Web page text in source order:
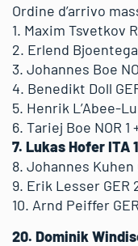
Ordine d’arrivo
1. Maxim Tsvetkov
2. Erlend
3. Johannes Boe
4. Benedikt Doll
5. Henrik L’Abee-
6. Tariej Boe NOR 1
7. Lukas Hofer ITA
8. Johannes Kuhen
9. Erik Lesser GER
10. Arnd Peiffer
20. Dominik